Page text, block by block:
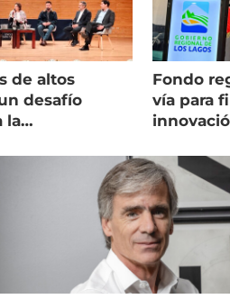
de altos
desafío
la
Fondo
vía para